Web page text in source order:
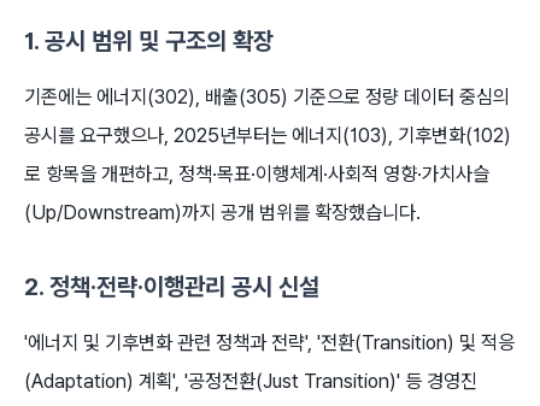
1. 공시 범위 및 구조의 확장
기존에는 에너지(302), 배출(305) 기준으로 정량 데이터 중심의
공시를 요구했으나, 2025년부터는 에너지(103), 기후변화(102)
로 항목을 개편하고, 정책·목표·이행체계·사회적 영향·가치사슬
(Up/Downstream)까지 공개 범위를 확장했습니다.
2. 정책·전략·이행관리 공시 신설
'에너지 및 기후변화 관련 정책과 전략', '전환(Transition) 및 적응
(Adaptation) 계획', '공정전환(Just Transition)' 등 경영진